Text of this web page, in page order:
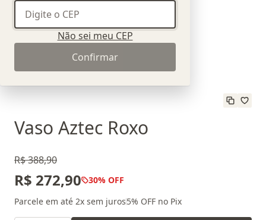
Não sei meu CEP
Confirmar
Vaso Aztec Roxo
R$ 388,90
R$ 272,90 30% OFF
Parcele em até 2x sem juros5% OFF no Pix